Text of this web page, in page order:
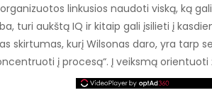
linkusios naudoti viską, ką
turi aukštą IQ ir kitaip gali įsilieti į
skirtumas, kurį Wilsonas daro, yra tarp
į procesą“. Į veiksmą